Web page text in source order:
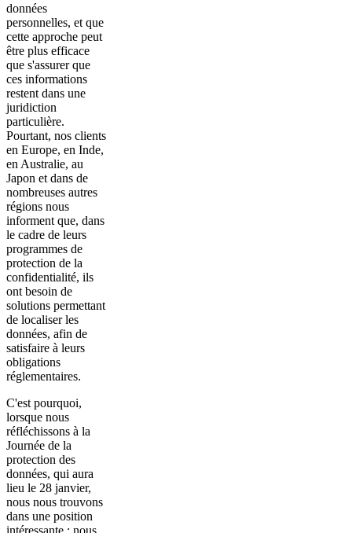
données
personnelles, et que
cette approche peut
être plus efficace
que s'assurer que
ces informations
restent dans une
juridiction
particulière.
Pourtant, nos clients
en Europe, en Inde,
en Australie, au
Japon et dans de
nombreuses autres
régions nous
informent que, dans
le cadre de leurs
programmes de
protection de la
confidentialité, ils
ont besoin de
solutions permettant
de localiser les
données, afin de
satisfaire à leurs
obligations
réglementaires.
C'est pourquoi,
lorsque nous
réfléchissons à la
Journée de la
protection des
données, qui aura
lieu le 28 janvier,
nous nous trouvons
dans une position
intéressante : nous